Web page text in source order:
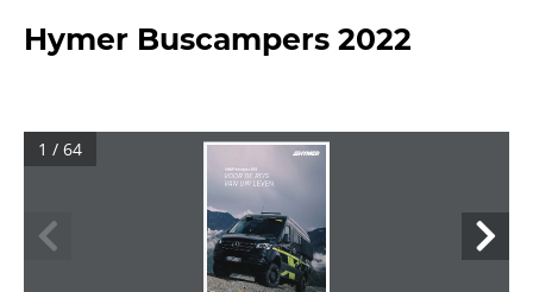
Hymer Buscampers 2022
VOOR DE REIS
VAN UW LEVEN.
HYMER-buscampers 2022
1 / 64